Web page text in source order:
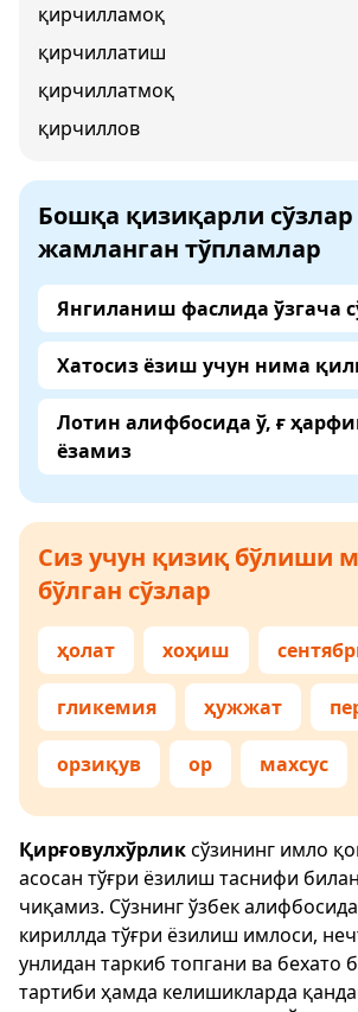
қирчилламоқ
қирчиллатиш
қирчиллатмоқ
қирчиллов
Бошқа қизиқарли сўзлар
жамланган тўпламлар
Янгиланиш фаслида ўзгача
Хатосиз ёзиш учун нима
Лотин алифбосида ў, ғ
ёзамиз
Сиз учун қизиқ бўлиши
бўлган сўзлар
ҳолат хоҳиш
гликемия ҳужжат
орзиқув ор махсус
Қирғовулхўрликсўзининг имло
асосан тўғри ёзилиш таснифи
чиқамиз. Сўзнинг ўзбек
кириллда тўғри ёзилиш имлоси,
унлидан таркиб топгани ва бехато
тартиби ҳамда келишикларда